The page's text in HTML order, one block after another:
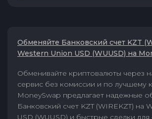
Обменяйте Банковский счет KZT
Western Union USD (WUUSD) на
Обменивайте криптовалюты через
сервис без комиссии и по лучшему
MoneySwap предлагает надежные
Банковский счет KZT (WIREKZT) на
USD (WUUSD) и быстрые сделки